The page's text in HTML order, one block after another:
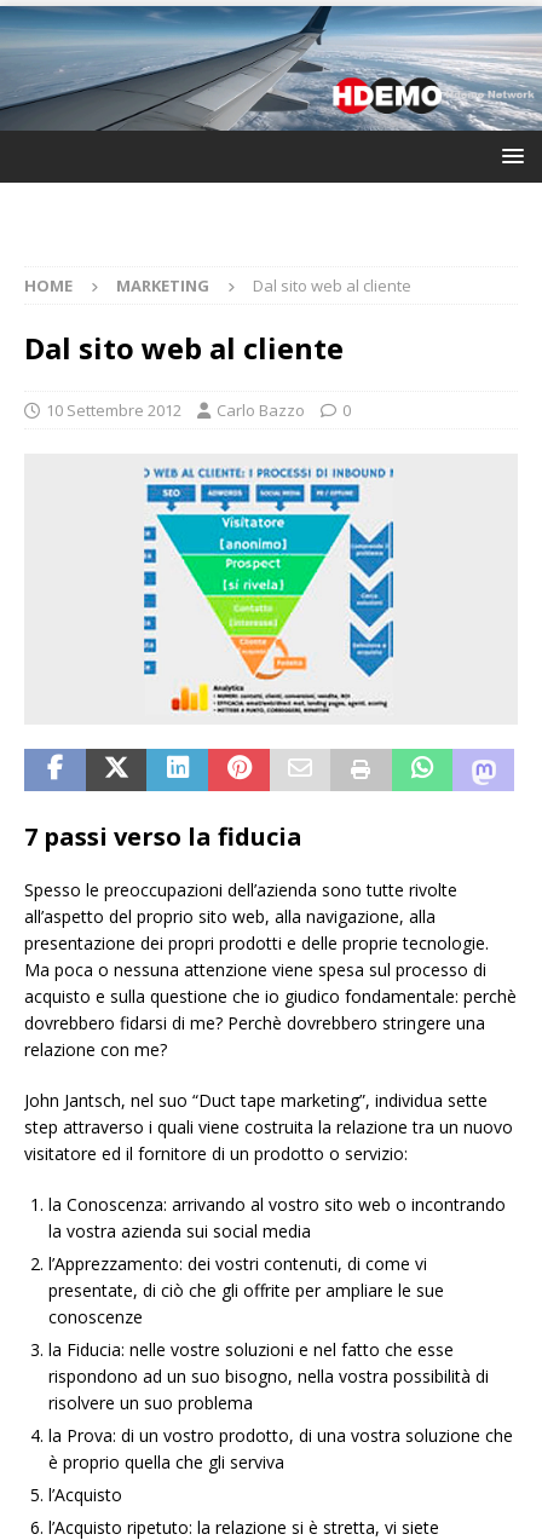
HOME MARKETING Dal sito web al cliente
Dal sito web al cliente
10 Settembre 2012 Carlo Bazzo 0
7 passi verso la fiducia
Spesso le preoccupazioni dell’azienda sono tutte rivolte
all’aspetto del proprio sito web, alla navigazione, alla
presentazione dei propri prodotti e delle proprie tecnologie.
Ma poca o nessuna attenzione viene spesa sul processo di
acquisto e sulla questione che io giudico fondamentale: perchè
dovrebbero fidarsi di me? Perchè dovrebbero stringere una
relazione con me?
John Jantsch, nel suo “Duct tape marketing”, individua sette
step attraverso i quali viene costruita la relazione tra un nuovo
visitatore ed il fornitore di un prodotto o servizio:
la Conoscenza: arrivando al vostro sito web o incontrando
la vostra azienda sui social media
l’Apprezzamento: dei vostri contenuti, di come vi
presentate, di ciò che gli offrite per ampliare le sue
conoscenze
la Fiducia: nelle vostre soluzioni e nel fatto che esse
rispondono ad un suo bisogno, nella vostra possibilità di
risolvere un suo problema
la Prova: di un vostro prodotto, di una vostra soluzione che
è proprio quella che gli serviva
l’Acquisto
l’Acquisto ripetuto: la relazione si è stretta, vi siete